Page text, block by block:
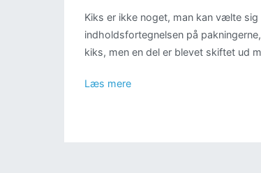
Kiks er ikke noget, man kan vælte
indholdsfortegnelsen på
kiks, men en del er blevet skiftet ud
Læs mere